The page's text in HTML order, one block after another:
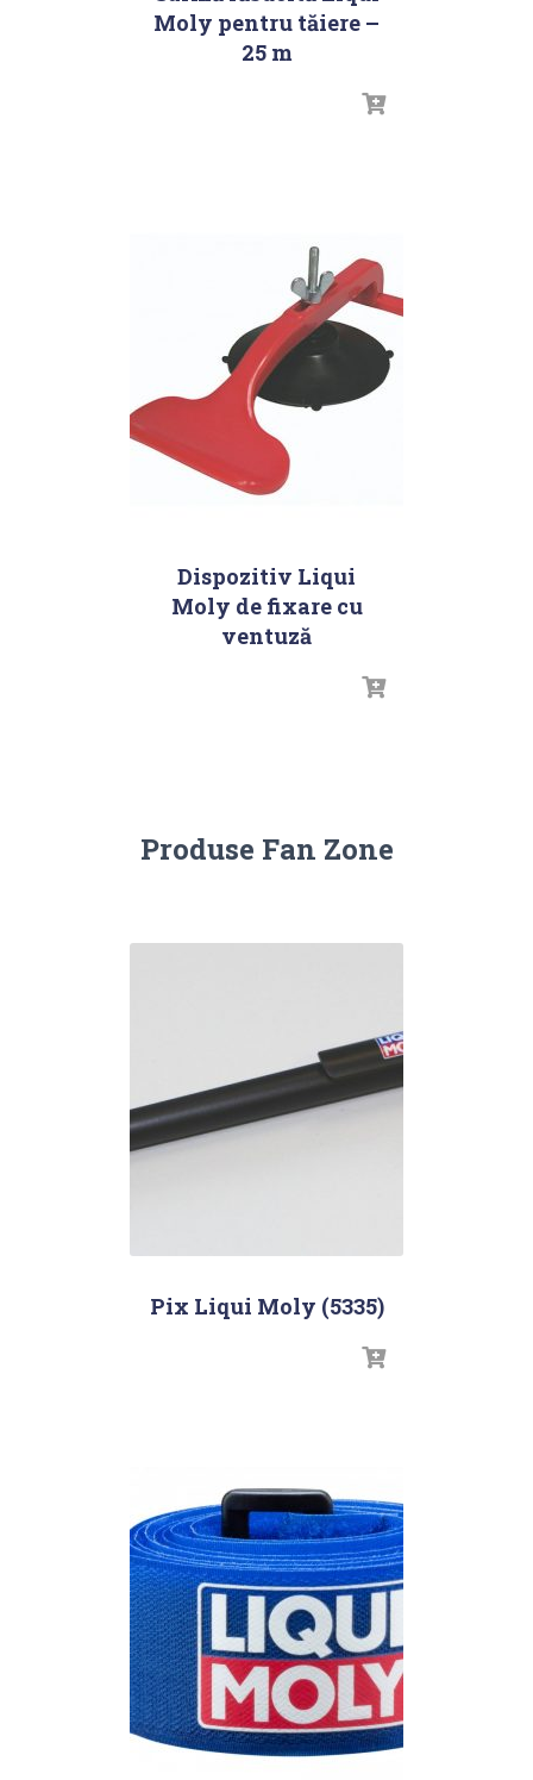
Moly pentru tăiere –
25 m
Dispozitiv Liqui
Moly de fixare cu
ventuză
Produse Fan Zone
Pix Liqui Moly (5335)